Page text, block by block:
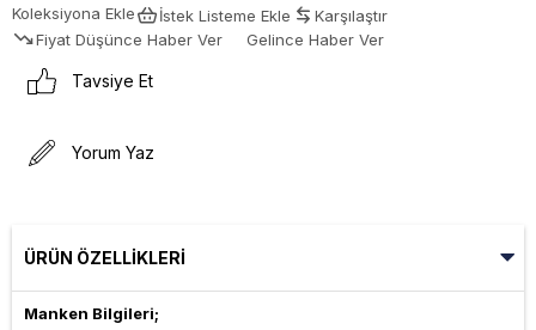
Koleksiyona Ekle İstek Listeme Ekle
Karşılaştır
Fiyat Düşünce Haber Ver
Gelince Haber Ver
Tavsiye Et
Yorum Yaz
ÜRÜN ÖZELLIKLERI
Manken Bilgileri;